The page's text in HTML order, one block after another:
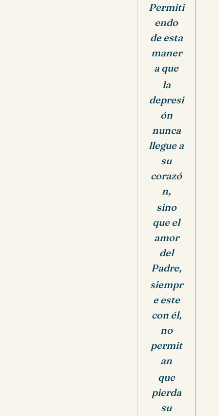
Permiti
endo
de esta
maner
a que
la
depresi
ón
nunca
llegue a
su
corazó
n,
sino
que el
amor
del
Padre,
siempr
e este
con él,
no
permit
an
que
pierda
su